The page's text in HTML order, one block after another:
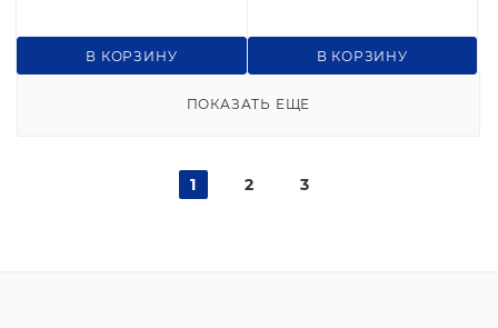
В КОРЗИНУ В КОРЗИНУ
ПОКАЗАТЬ ЕЩЕ
1 2 3